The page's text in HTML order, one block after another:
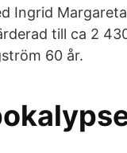
Ingrid
till ca 2
60 år.